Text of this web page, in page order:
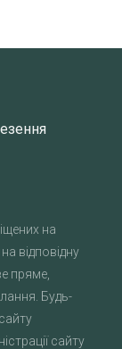
на
відповідну
пряме,
Будь-
сайту